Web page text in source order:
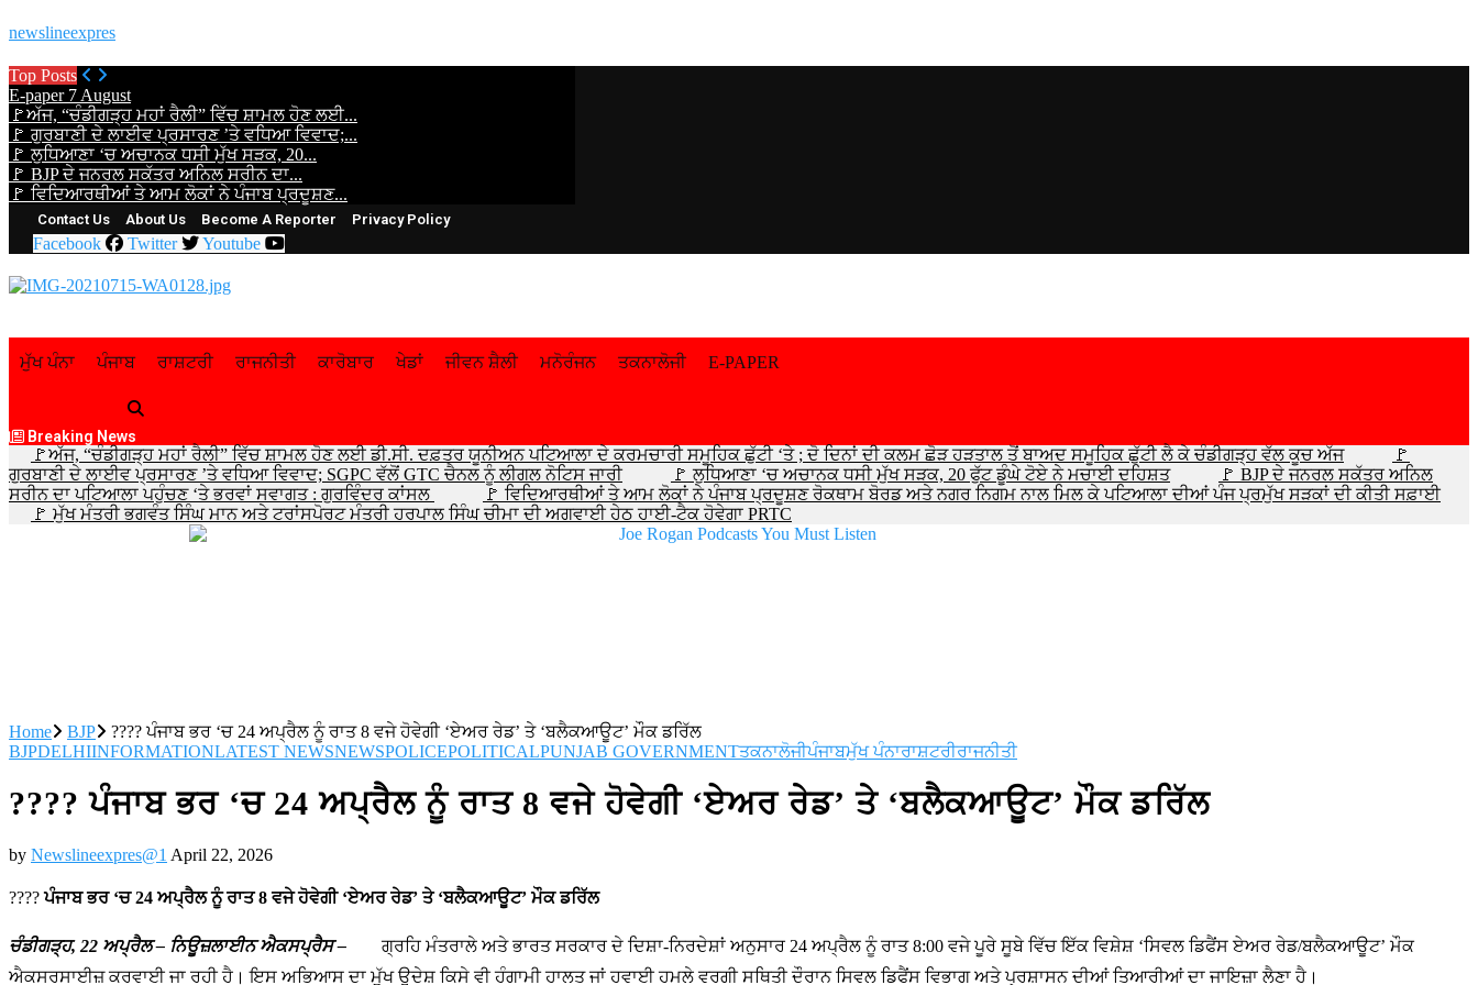
newslineexpres
Top Posts
E-paper 7 August
🚩ਅੱਜ, “ਚੰਡੀਗੜ੍ਹ ਮਹਾਂ ਰੈਲੀ” ਵਿੱਚ ਸ਼ਾਮਲ ਹੋਣ ਲਈ...
🚩 ਗੁਰਬਾਣੀ ਦੇ ਲਾਈਵ ਪ੍ਰਸਾਰਣ ’ਤੇ ਵਧਿਆ ਵਿਵਾਦ;...
🚩 ਲੁਧਿਆਣਾ ‘ਚ ਅਚਾਨਕ ਧਸੀ ਮੁੱਖ ਸੜਕ, 20...
🚩 BJP ਦੇ ਜਨਰਲ ਸਕੱਤਰ ਅਨਿਲ ਸਰੀਨ ਦਾ...
🚩 ਵਿਦਿਆਰਥੀਆਂ ਤੇ ਆਮ ਲੋਕਾਂ ਨੇ ਪੰਜਾਬ ਪ੍ਰਦੂਸ਼ਣ...
Contact Us About Us Become A Reporter Privacy Policy
Facebook Twitter Youtube
ਮੁੱਖ ਪੰਨਾ ਪੰਜਾਬ ਰਾਸ਼ਟਰੀ ਰਾਜਨੀਤੀ ਕਾਰੋਬਾਰ ਖੇਡਾਂ ਜੀਵਨ ਸ਼ੈਲੀ ਮਨੋਰੰਜਨ ਤਕਨਾਲੋਜੀ E-PAPER
Breaking News
🚩ਅੱਜ, “ਚੰਡੀਗੜ੍ਹ ਮਹਾਂ ਰੈਲੀ” ਵਿੱਚ ਸ਼ਾਮਲ ਹੋਣ ਲਈ ਡੀ.ਸੀ. ਦਫ਼ਤਰ ਯੂਨੀਅਨ ਪਟਿਆਲਾ ਦੇ ਕਰਮਚਾਰੀ ਸਮੂਹਿਕ ਛੁੱਟੀ ‘ਤੇ ; ਦੋ ਦਿਨਾਂ ਦੀ ਕਲਮ ਛੋੜ ਹੜਤਾਲ ਤੋਂ ਬਾਅਦ ਸਮੂਹਿਕ ਛੁੱਟੀ ਲੈ ਕੇ ਚੰਡੀਗੜ੍ਹ ਵੱਲ ਕੂਚ ਅੱਜ
🚩
ਗੁਰਬਾਣੀ ਦੇ ਲਾਈਵ ਪ੍ਰਸਾਰਣ ’ਤੇ ਵਧਿਆ ਵਿਵਾਦ; SGPC ਵੱਲੋਂ GTC ਚੈਨਲ ਨੂੰ ਲੀਗਲ ਨੋਟਿਸ ਜਾਰੀ
🚩 ਲੁਧਿਆਣਾ ‘ਚ ਅਚਾਨਕ ਧਸੀ ਮੁੱਖ ਸੜਕ, 20 ਫੁੱਟ ਡੂੰਘੇ ਟੋਏ ਨੇ ਮਚਾਈ ਦਹਿਸ਼ਤ
🚩 BJP ਦੇ ਜਨਰਲ ਸਕੱਤਰ ਅਨਿਲ
ਸਰੀਨ ਦਾ ਪਟਿਆਲਾ ਪਹੁੰਚਣ ‘ਤੇ ਭਰਵਾਂ ਸਵਾਗਤ : ਗੁਰਵਿੰਦਰ ਕਾਂਸਲ
🚩 ਵਿਦਿਆਰਥੀਆਂ ਤੇ ਆਮ ਲੋਕਾਂ ਨੇ ਪੰਜਾਬ ਪ੍ਰਦੂਸ਼ਣ ਰੋਕਥਾਮ ਬੋਰਡ ਅਤੇ ਨਗਰ ਨਿਗਮ ਨਾਲ ਮਿਲ ਕੇ ਪਟਿਆਲਾ ਦੀਆਂ ਪੰਜ ਪ੍ਰਮੁੱਖ ਸੜਕਾਂ ਦੀ ਕੀਤੀ ਸਫ਼ਾਈ
🚩 ਮੁੱਖ ਮੰਤਰੀ ਭਗਵੰਤ ਸਿੰਘ ਮਾਨ ਅਤੇ ਟਰਾਂਸਪੋਰਟ ਮੰਤਰੀ ਹਰਪਾਲ ਸਿੰਘ ਚੀਮਾ ਦੀ ਅਗਵਾਈ ਹੇਠ ਹਾਈ-ਟੈਕ ਹੋਵੇਗਾ PRTC
Home BJP
???? ਪੰਜਾਬ ਭਰ ‘ਚ 24 ਅਪ੍ਰੈਲ ਨੂੰ ਰਾਤ 8 ਵਜੇ ਹੋਵੇਗੀ ‘ਏਅਰ ਰੇਡ’ ਤੇ ‘ਬਲੈਕਆਊਟ’ ਮੌਕ ਡਰਿੱਲ
BJPDELHIINFORMATIONLATEST NEWSNEWSPOLICEPOLITICALPUNJAB GOVERNMENTਤਕਨਾਲੋਜੀਪੰਜਾਬਮੁੱਖ ਪੰਨਾਰਾਸ਼ਟਰੀਰਾਜਨੀਤੀ
???? ਪੰਜਾਬ ਭਰ ‘ਚ 24 ਅਪ੍ਰੈਲ ਨੂੰ ਰਾਤ 8 ਵਜੇ ਹੋਵੇਗੀ ‘ਏਅਰ ਰੇਡ’ ਤੇ ‘ਬਲੈਕਆਊਟ’ ਮੌਕ ਡਰਿੱਲ
by Newslineexpres@1 April 22, 2026
????ਪੰਜਾਬ ਭਰ ‘ਚ 24 ਅਪ੍ਰੈਲ ਨੂੰ ਰਾਤ 8 ਵਜੇ ਹੋਵੇਗੀ ‘ਏਅਰ ਰੇਡ’ ਤੇ ‘ਬਲੈਕਆਊਟ’ ਮੌਕ ਡਰਿੱਲ
ਚੰਡੀਗੜ੍ਹ, 22 ਅਪ੍ਰੈਲ – ਨਿਊਜ਼ਲਾਈਨ ਐਕਸਪ੍ਰੈਸ –
ਗ੍ਰਹਿ ਮੰਤਰਾਲੇ ਅਤੇ ਭਾਰਤ ਸਰਕਾਰ ਦੇ ਦਿਸ਼ਾ-ਨਿਰਦੇਸ਼ਾਂ ਅਨੁਸਾਰ 24 ਅਪ੍ਰੈਲ ਨੂੰ ਰਾਤ 8:00 ਵਜੇ ਪੂਰੇ ਸੂਬੇ ਵਿੱਚ ਇੱਕ ਵਿਸ਼ੇਸ਼ ‘ਸਿਵਲ ਡਿਫੈਂਸ ਏਅਰ ਰੇਡ/ਬਲੈਕਆਊਟ’ ਮੌਕ
ਐਕਸਰਸਾਈਜ਼ ਕਰਵਾਈ ਜਾ ਰਹੀ ਹੈ। ਇਸ ਅਭਿਆਸ ਦਾ ਮੁੱਖ ਉਦੇਸ਼ ਕਿਸੇ ਵੀ ਹੰਗਾਮੀ ਹਾਲਤ ਜਾਂ ਹਵਾਈ ਹਮਲੇ ਵਰਗੀ ਸਥਿਤੀ ਦੌਰਾਨ ਸਿਵਲ ਡਿਫੈਂਸ ਵਿਭਾਗ ਅਤੇ ਪ੍ਰਸ਼ਾਸਨ ਦੀਆਂ ਤਿਆਰੀਆਂ ਦਾ ਜਾਇਜ਼ਾ ਲੈਣਾ ਹੈ।